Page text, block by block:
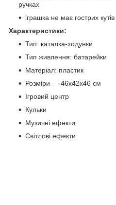
ручках
іграшка не має гострих
Характеристики:
Тип: каталка-ходунки
Тип живлення: батарейки
Матеріал: пластик
Розміри — 46x42x46 см
Ігровий центр
Кульки
Музичні ефекти
Світлові ефекти